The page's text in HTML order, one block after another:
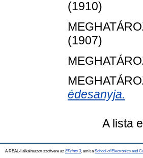
(1910)
(1907)
édesanyja.
A lista
A REAL-I alkalmazott szoftvere az EPrints 3, amit a School of Electronics and